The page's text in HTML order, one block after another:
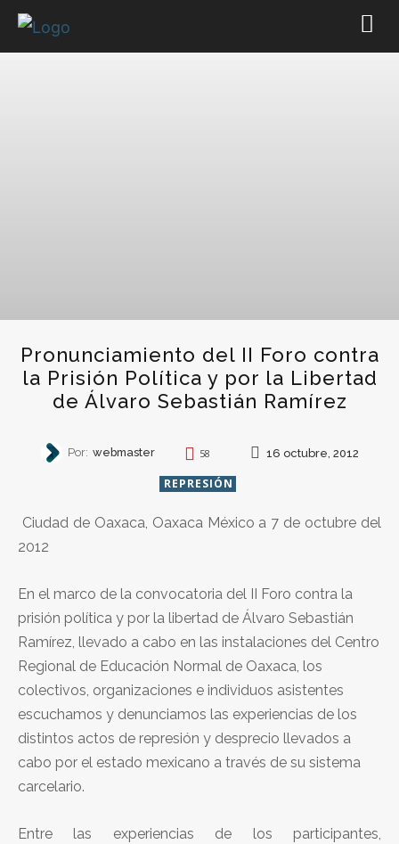
Pronunciamiento del II Foro contra
la Prisión Política y por la Libertad
de Álvaro Sebastián Ramírez
Por: webmaster 58 16 octubre, 2012
REPRESIÓN
Ciudad de Oaxaca, Oaxaca México a 7 de octubre del
2012
En el marco de la convocatoria del II Foro contra la
prisión política y por la libertad de Álvaro Sebastián
Ramírez, llevado a cabo en las instalaciones del Centro
Regional de Educación Normal de Oaxaca, los
colectivos, organizaciones e individuos asistentes
escuchamos y denunciamos las experiencias de los
distintos actos de represión y desprecio llevados a
cabo por el estado mexicano a través de su sistema
carcelario.
Entre las experiencias de los participantes,